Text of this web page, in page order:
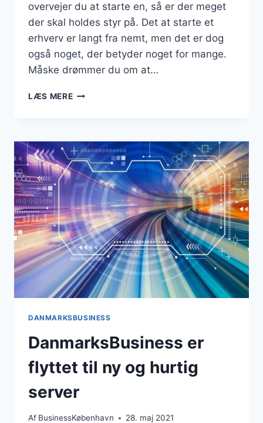
overvejer du at starte en, så er der meget
der skal holdes styr på. Det at starte et
erhverv er langt fra nemt, men det er dog
også noget, der betyder noget for mange.
Måske drømmer du om at…
LÆS MERENY
DANMARKSBUSINESS
DanmarksBusiness er
flyttet til ny og hurtig
server
Af BusinessKøbenhavn 28. maj 2021